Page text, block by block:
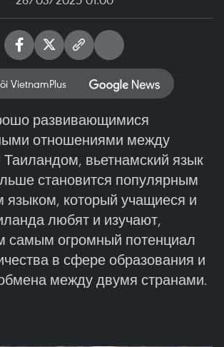
VietnamPlus
развивающимися
отношениями между
вьетнамский язык
становится популярным
языком, который учащиеся и
любят и изучают,
самым огромный потенциал
в сфере образования и
обмена между двумя странами.